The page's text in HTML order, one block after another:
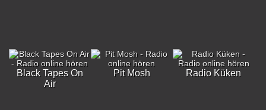
Black Tapes On
Air
Pit Mosh Radio Küken